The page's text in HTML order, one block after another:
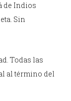
de Indios
Sin
Todas las
al término del